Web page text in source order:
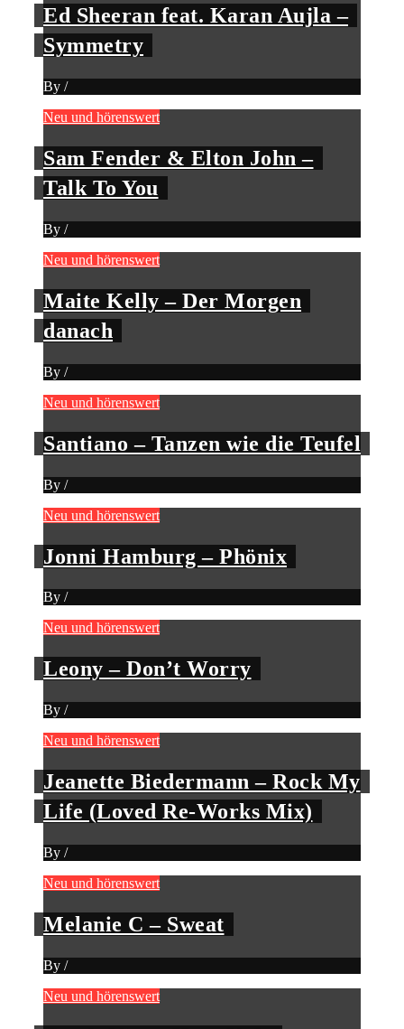
Ed Sheeran feat. Karan Aujla –
Symmetry
By /
Neu und hörenswert
Sam Fender & Elton John –
Talk To You
By /
Neu und hörenswert
Maite Kelly – Der Morgen
danach
By /
Neu und hörenswert
Santiano – Tanzen wie die Teufel
By /
Neu und hörenswert
Jonni Hamburg – Phönix
By /
Neu und hörenswert
Leony – Don’t Worry
By /
Neu und hörenswert
Jeanette Biedermann – Rock My
Life (Loved Re-Works Mix)
By /
Neu und hörenswert
Melanie C – Sweat
By /
Neu und hörenswert